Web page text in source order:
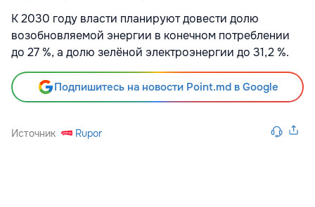
К 2030 году власти планируют довести долю
возобновляемой энергии в конечном потреблении
до 27 %, а долю зелёной электроэнергии до 31,2 %.
Подпишитесь на новости Point.md в Google
Источник Rupor